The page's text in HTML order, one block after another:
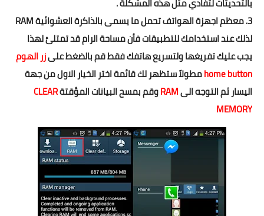
3. معظم اجهزة الهواتف تحمل ما يسمى بالذاكرة العشوائية RAM
لذلك عند استخدامك للتطبيقات فأن مساحة الرام قد تمتلئ لهذا
يجب عليك تفريغها ولتسريع هاتفك فقط قم بالضغط علىزر الهوم
home buttonمطولاً ستظهر لك قائمة اختر الخيار الاول من جهة
اليسار ثم التوجه الىRAMوقم بمسح البيانات المؤقتةCLEAR
MEMORY